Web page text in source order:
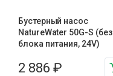
Бустерный насос
NatureWater 50G-S (без
блока питания, 24V)
2 886 ₽